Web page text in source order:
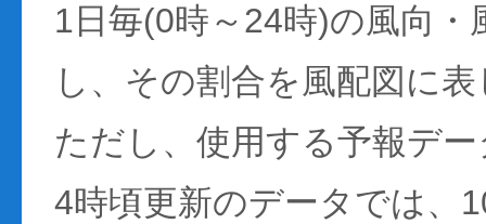
1日毎(0時～24時)の風向・
し、その割合を風配図に
ただし、使用する予報デ
4時頃更新のデータでは、